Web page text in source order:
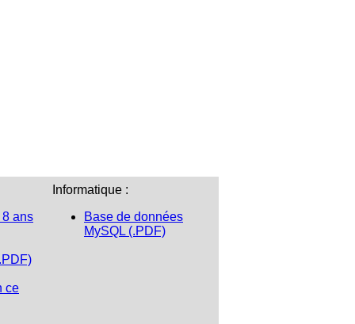
ans
ce
Informatique :
Base de données
MySQL (.PDF)